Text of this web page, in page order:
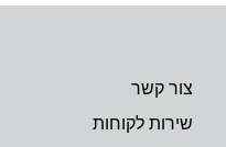
צור קשר
שירות לקוחות